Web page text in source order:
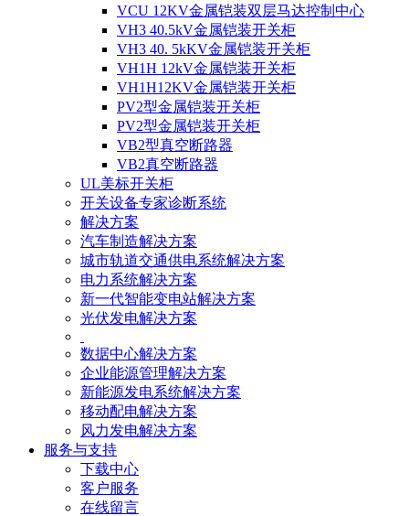
VCU 12KV金属铠装双层马达控制中心
VH3 40.5kV金属铠装开关柜
VH3 40. 5kKV金属铠装开关柜
VH1H 12kV金属铠装开关柜
VH1H12KV金属铠装开关柜
PV2型金属铠装开关柜
PV2型金属铠装开关柜
VB2型真空断路器
VB2真空断路器
UL美标开关柜
开关设备专家诊断系统
解决方案
汽车制造解决方案
城市轨道交通供电系统解决方案
电力系统解决方案
新一代智能变电站解决方案
光伏发电解决方案
数据中心解决方案
企业能源管理解决方案
新能源发电系统解决方案
移动配电解决方案
风力发电解决方案
服务与支持
下载中心
客户服务
在线留言